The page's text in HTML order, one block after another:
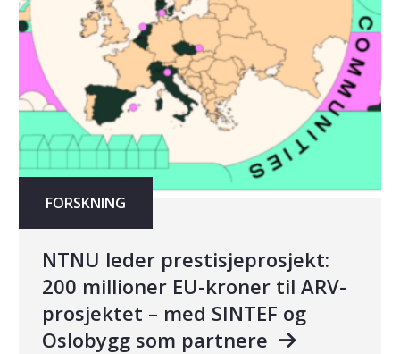
FORSKNING
NTNU leder prestisjeprosjekt:
200 millioner EU-kroner til ARV-
prosjektet – med SINTEF og
Oslobygg som partnere